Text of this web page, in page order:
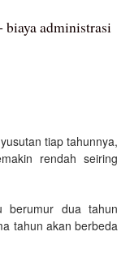
biaya administrasi
tiap tahunnya,
rendah seiring
berumur dua tahun
tahun akan berbeda